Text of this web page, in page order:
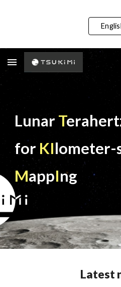
Lunar T
for KIlometer-
MappIng
Latest